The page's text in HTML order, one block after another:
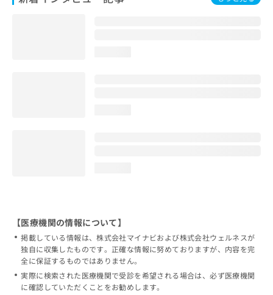
【医療機関の情報について】
掲載している情報は、株式会社マイナビおよび株式会社ウェルネスが
独自に収集したものです。正確な情報に努めておりますが、内容を完
全に保証するものではありません。
実際に検索された医療機関で受診を希望される場合は、必ず医療機関
に確認していただくことをお勧めします。